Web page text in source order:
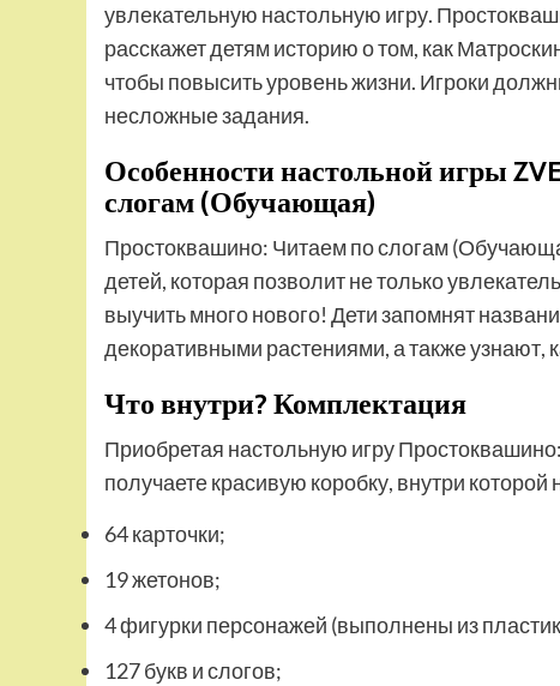
увлекательную настольную игру.
расскажет детям историю о том, как
чтобы повысить уровень жизни. Игроки
несложные задания.
Особенности настольной игры
слогам (Обучающая)
Простоквашино: Читаем по слогам
детей, которая позволит не только
выучить много нового! Дети запомнят
декоративными растениями, а также узнают,
Что внутри? Комплектация
Приобретая настольную игру
получаете красивую коробку, внутри которой
64 карточки;
19 жетонов;
4 фигурки персонажей (выполнены из
127 букв и слогов;